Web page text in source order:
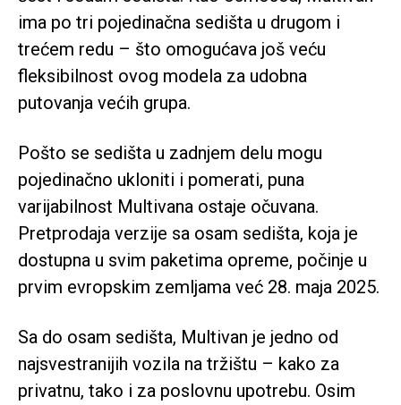
ima po tri pojedinačna sedišta u drugom i
trećem redu – što omogućava još veću
fleksibilnost ovog modela za udobna
putovanja većih grupa.
Pošto se sedišta u zadnjem delu mogu
pojedinačno ukloniti i pomerati, puna
varijabilnost Multivana ostaje očuvana.
Pretprodaja verzije sa osam sedišta, koja je
dostupna u svim paketima opreme, počinje u
prvim evropskim zemljama već 28. maja 2025.
Sa do osam sedišta, Multivan je jedno od
najsvestranijih vozila na tržištu – kako za
privatnu, tako i za poslovnu upotrebu. Osim